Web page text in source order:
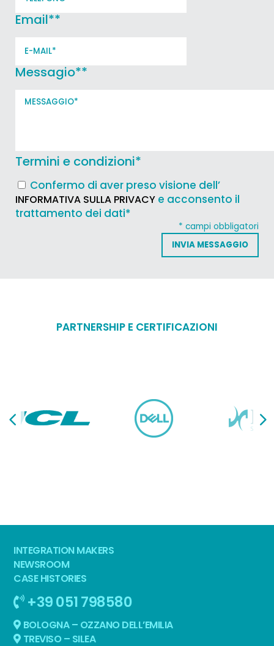
Email**
Messagio**
Termini e condizioni*
Confermo di aver preso visione dell’
INFORMATIVA SULLA PRIVACY e acconsento il
trattamento dei dati*
* campi obbligatori
PARTNERSHIP E CERTIFICAZIONI
INTEGRATION MAKERS
NEWSROOM
CASE HISTORIES
+39 051 798580
BOLOGNA – OZZANO DELL’EMILIA
TREVISO – SILEA